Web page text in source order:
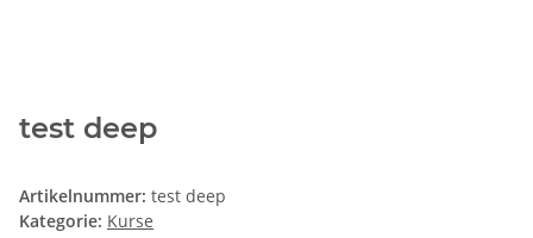
test deep
Artikelnummer: test deep
Kategorie: Kurse